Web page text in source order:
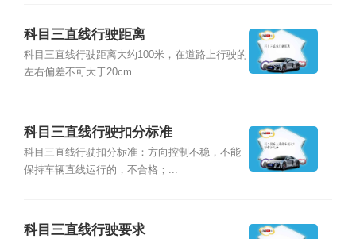
科目三直线行驶距离
科目三直线行驶距离大约100米，在道路上行驶的
左右偏差不可大于20cm...
科目三直线行驶扣分标准
科目三直线行驶扣分标准：方向控制不稳，不能
保持车辆直线运行的，不合格；...
科目三直线行驶要求